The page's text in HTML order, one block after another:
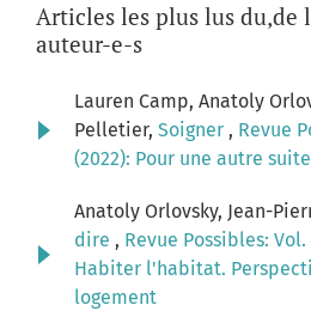
Articles les plus lus du,de
auteur-e-s
Lauren Camp, Anatoly
Pelletier, Soigner , Revue
(2022): Pour une autre
Anatoly Orlovsky, Jean-
dire , Revue Possibles: Vol.
Habiter l'habitat.
logement